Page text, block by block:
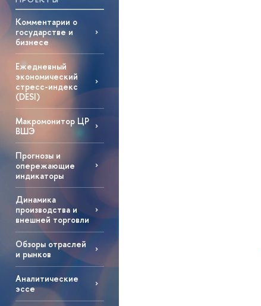
Комментарии о
государстве и
бизнесе
Ежедневный
экономический
стресс-индекс
(DESI)
Макромонитор ЦР
ВШЭ
Прогнозы и
опережающие
индикаторы
Динамика
производства и
внешней торговли
Обзоры отраслей
и рынков
Аналитические
эссе